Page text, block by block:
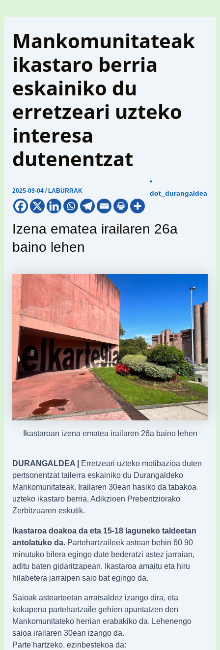
Mankomunitateak
ikastaro berria
eskainiko du
erretzeari uzteko
interesa
dutenentzat
2025-09-04/ LABURRAK
•
dot_durangaldea
Izena ematea irailaren 26a
baino lehen
Ikastaroan izena ematea irailaren 26a baino lehen
DURANGALDEA |
Erretzeari uzteko motibazioa duten
pertsonentzat tailerra eskainiko du Durangaldeko
Mankomunitateak. Irailaren 30ean hasiko da tabakoa
uzteko ikastaro berria, Adikzioen Prebentziorako
Zerbitzuaren eskutik.
Ikastaroa doakoa da eta 15-18 laguneko taldeetan
antolatuko da. Partehartzaileek astean behin 60 90
minutuko bilera egingo dute bederatzi astez jarraian,
aditu baten gidaritzapean. Ikastaroa amaitu eta hiru
hilabetera jarraipen saio bat egingo da.
Saioak astearteetan arratsaldez izango dira, eta
kokapena partehartzaile gehien apuntatzen den
Mankomunitateko herrian erabakiko da. Lehenengo
saioa irailaren 30ean izango da.
Parte hartzeko, ezinbestekoa da: